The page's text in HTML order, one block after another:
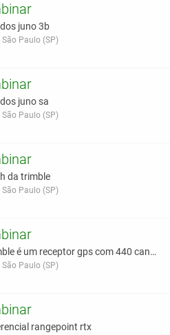
juno 3b
São Paulo (SP)
juno sa
São Paulo (SP)
da trimble
São Paulo (SP)
Net r9 da trimble é um receptor gps com 440 canais
São Paulo (SP)
rangepoint rtx